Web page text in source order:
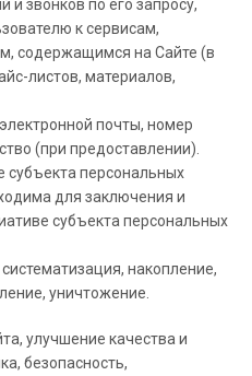
звонков по его запросу,
к сервисам,
содержащимся на Сайте (в
листов, материалов,
почты, номер
(при предоставлении).
субъекта персональных
для заключения и
субъекта персональных
накопление,
уничтожение.
улучшение качества и
безопасность,